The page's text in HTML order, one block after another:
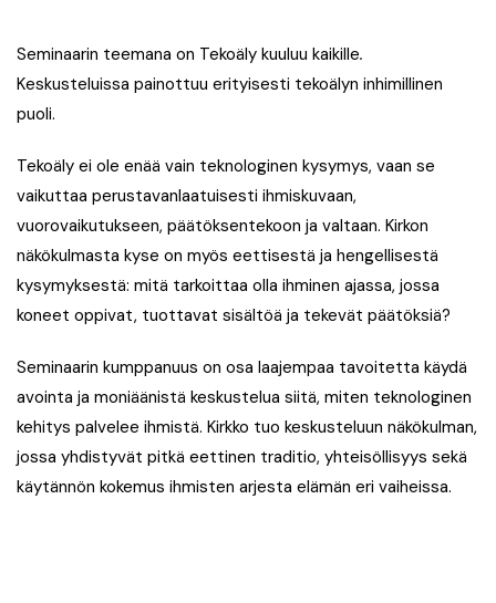
Seminaarin teemana on Tekoäly kuuluu kaikille.
Keskusteluissa painottuu erityisesti tekoälyn inhimillinen
puoli.
Tekoäly ei ole enää vain teknologinen kysymys, vaan se
vaikuttaa perustavanlaatuisesti ihmiskuvaan,
vuorovaikutukseen, päätöksentekoon ja valtaan. Kirkon
näkökulmasta kyse on myös eettisestä ja hengellisestä
kysymyksestä: mitä tarkoittaa olla ihminen ajassa, jossa
koneet oppivat, tuottavat sisältöä ja tekevät päätöksiä?
Seminaarin kumppanuus on osa laajempaa tavoitetta käydä
avointa ja moniäänistä keskustelua siitä, miten teknologinen
kehitys palvelee ihmistä. Kirkko tuo keskusteluun näkökulman,
jossa yhdistyvät pitkä eettinen traditio, yhteisöllisyys sekä
käytännön kokemus ihmisten arjesta elämän eri vaiheissa.